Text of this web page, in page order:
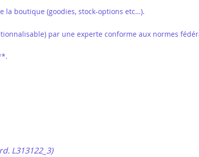
la boutique (goodies, stock-options etc…).
par une experte conforme aux normes
L313122_3)